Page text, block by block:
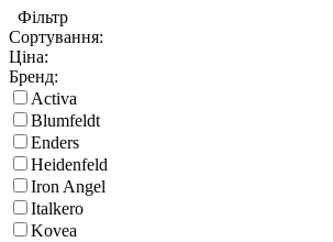
Фільтр
Сортування:
Ціна:
Бренд:
Activa
Blumfeldt
Enders
Heidenfeld
Iron Angel
Italkero
Kovea